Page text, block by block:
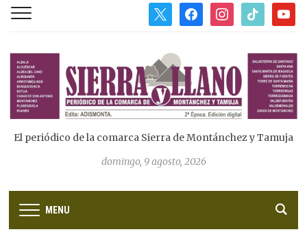
facebookinstagram
tiktok
El periódico de la comarca Sierra de Montánchez y Tamuja
domingo, 9 agosto, 2026
MENU